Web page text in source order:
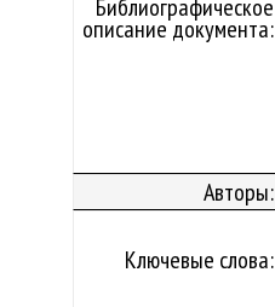
Библиографическое
описание документа:
Авторы:
Ключевые слова: